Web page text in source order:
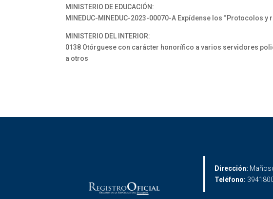
MINISTERIO DE EDUCACIÓN:
MINEDUC-MINEDUC-2023-00070-A Expídense los “Protocolos
MINISTERIO DEL INTERIOR:
0138 Otórguese con carácter honorífico a varios servidores
a otros
Dirección:
Teléfono: